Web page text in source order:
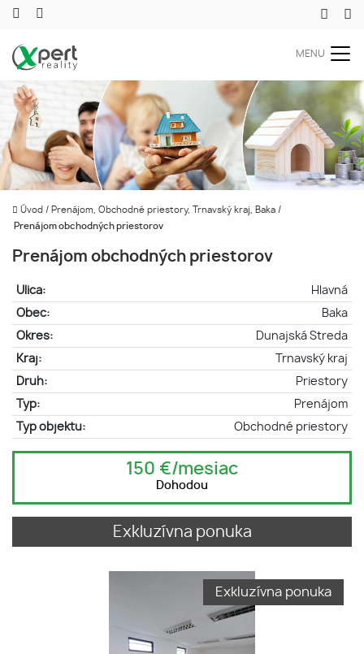
MENU
Úvod / Prenájom, Obchodné priestory, Trnavský kraj, Baka /
Prenájom obchodných priestorov
Prenájom obchodných priestorov
Ulica:
Hlavná
Obec:
Baka
Okres:
Dunajská Streda
Kraj:
Trnavský kraj
Druh:
Priestory
Typ:
Prenájom
Typ objektu:
Obchodné priestory
150 €/mesiac
Dohodou
Exkluzívna ponuka
Exkluzívna ponuka